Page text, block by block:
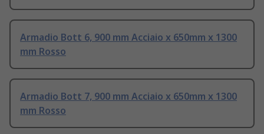
Armadio Bott 6, 900 mm Acciaio x 650mm x 1300
mm Rosso
Armadio Bott 7, 900 mm Acciaio x 650mm x 1300
mm Rosso